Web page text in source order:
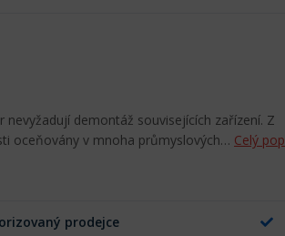
nevyžadují demontáž souvisejících zařízení. Z
oceňovány v mnoha průmyslových… Celý
prodejce